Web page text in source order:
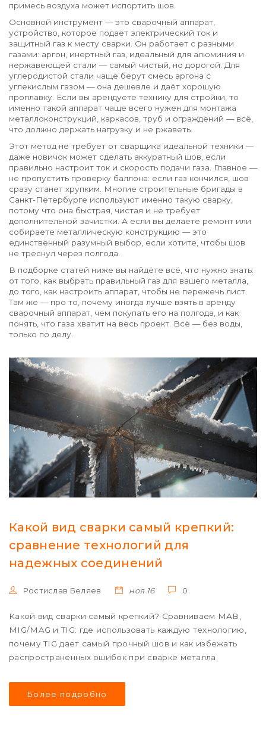
примесь воздуха может испортить шов.
Основной инструмент — это сварочный аппарат
устройство, которое подает электрический ток и
защитный газ к месту сварки . Он работает с разными
газами: аргон инертный газ, идеальный для алюминия и
нержавеющей стали — самый чистый, но дорогой. Для
углеродистой стали чаще берут смесь аргона с
углекислым газом — она дешевле и даёт хорошую
проплавку. Если вы арендуете технику для стройки, то
именно такой аппарат чаще всего нужен для монтажа
металлоконструкций, каркасов, труб и ограждений — всё,
что должно держать нагрузку и не ржаветь.
Этот метод не требует от сварщика идеальной техники —
даже новичок может сделать аккуратный шов, если
правильно настроит ток и скорость подачи газа. Главное —
не пропустить проверку баллона: если газ кончился, шов
сразу станет хрупким. Многие строительные бригады в
Санкт-Петербурге используют именно такую сварку,
потому что она быстрая, чистая и не требует
дополнительной зачистки. А если вы делаете ремонт или
собираете металлическую конструкцию — это
единственный разумный выбор, если хотите, чтобы шов
не треснул через полгода.
В подборке статей ниже вы найдёте всё, что нужно знать:
от того, как выбрать правильный газ для вашего металла,
до того, как настроить аппарат, чтобы не пережечь лист.
Там же — про то, почему иногда лучше взять в аренду
сварочный аппарат, чем покупать его на полгода, и как
понять, что газа хватит на весь проект. Всё — без воды,
только по делу.
Какой вид сварки самый крепкий:
сравнение технологий для
надежных соединений
Ростислав Беляев ноя 16 0
Какой вид сварки самый крепкий? Сравниваем МАВ,
MIG/MAG и TIG: где использовать каждую технологию,
почему TIG дает самый прочный шов и как избежать
распространенных ошибок при сварке металла.
Более подробно